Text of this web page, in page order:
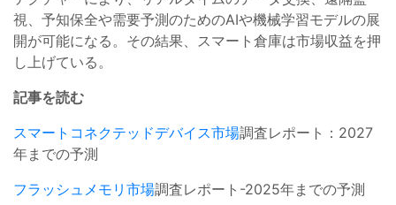
視、予知保全や需要予測のためのAIや機械学習モデルの展
開が可能になる。その結果、スマート倉庫は市場収益を押
し上げている。
記事を読む
スマートコネクテッドデバイス市場調査レポート：2027
年までの予測
フラッシュメモリ市場調査レポート-2025年までの予測